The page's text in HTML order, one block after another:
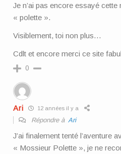
Je n’ai pas encore essayé cette
« polette ».
Visiblement, toi non plus…
Cdlt et encore merci ce site
0
Ari 12 années il y a
Répondre à Ari
J’ai finalement tenté l’aventure
« Mossieur Polette », je ne